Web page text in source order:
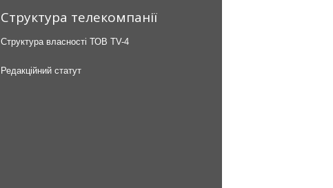
Структура телекомпанії
Структура власності ТОВ TV-4
Редакційний статут